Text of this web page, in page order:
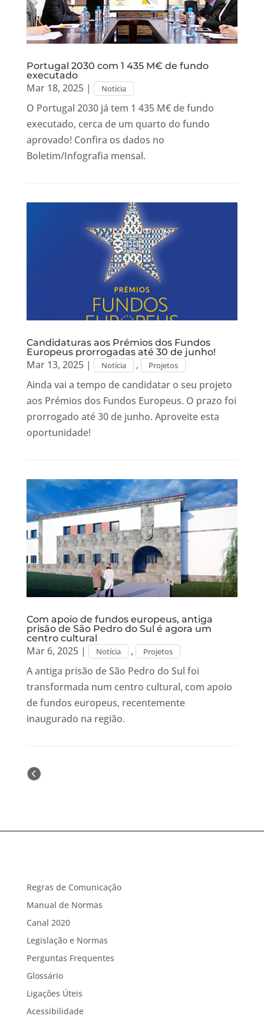
Portugal 2030 com 1 435 M€ de fundo
executado
Mar 18, 2025| Notícia
O Portugal 2030 já tem 1 435 M€ de fundo
executado, cerca de um quarto do fundo
aprovado! Confira os dados no
Boletim/Infografia mensal.
Candidaturas aos Prémios dos Fundos
Europeus prorrogadas até 30 de junho!
Mar 13, 2025| Notícia , Projetos
Ainda vai a tempo de candidatar o seu projeto
aos Prémios dos Fundos Europeus. O prazo foi
prorrogado até 30 de junho. Aproveite esta
oportunidade!
Com apoio de fundos europeus, antiga
prisão de São Pedro do Sul é agora um
centro cultural
Mar 6, 2025| Notícia , Projetos
A antiga prisão de São Pedro do Sul foi
transformada num centro cultural, com apoio
de fundos europeus, recentemente
inaugurado na região.
« Older Entries
Regras de Comunicação
Manual de Normas
Canal 2020
Legislação e Normas
Perguntas Frequentes
Glossário
Ligações Úteis
Acessibilidade